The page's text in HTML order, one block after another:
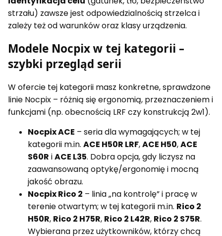
strzału) zawsze jest odpowiedzialnością strzelca i
zależy też od warunków oraz klasy urządzenia.
Modele Nocpix w tej kategorii –
szybki przegląd serii
W ofercie tej kategorii masz konkretne, sprawdzone
linie Nocpix – różnią się ergonomią, przeznaczeniem i
funkcjami (np. obecnością LRF czy konstrukcją 2w1).
Nocpix ACE – seria dla wymagających; w tej
kategorii m.in. ACE H50R LRF,ACE H50,ACE
S60R iACE L35. Dobra opcja, gdy liczysz na
zaawansowaną optykę/ergonomię i mocną
jakość obrazu.
Nocpix Rico 2 – linia „na kontrolę” i pracę w
terenie otwartym; w tej kategorii m.in. Rico 2
H50R, Rico 2 H75R, Rico 2 L42R, Rico 2 S75R.
Wybierana przez użytkowników, którzy chcą